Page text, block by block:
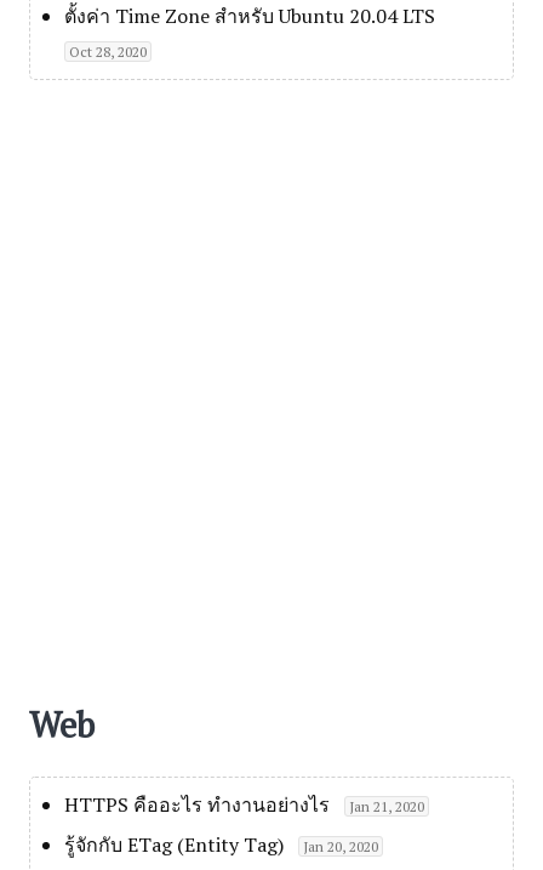
ตั้งค่า Time Zone สำหรับ Ubuntu 20.04 LTS
Oct 28, 2020
Web
HTTPS คืออะไร ทำงานอย่างไร Jan 21, 2020
รู้จักกับ ETag (Entity Tag) Jan 20, 2020